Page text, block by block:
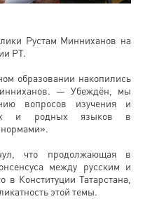
Рустам Минниханов на
РТ.
образовании накопились
— Убеждён, мы
вопросов изучения и
и родных языков в
нормами».
что продолжающая в
между русским и
в Конституции Татарстана,
этой темы.